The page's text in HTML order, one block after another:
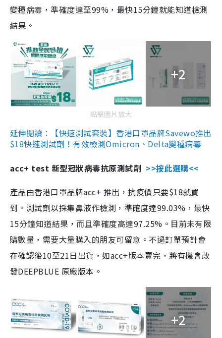
變種病毒，準確度達至99%，最快15分鐘就能知道檢測
結果。
+2
點擊圖片放大
延伸閱讀：【快速測試套裝】香港口罩品牌Savewo推出
$18快速測試劑！有效檢測Omicron、Delta變種病毒
acc+ test 新型冠狀病毒抗原測試劑 >>按此選購<<
產品由香港口罩品牌acc+ 推出，抗疫價只要$18就買
到。測試劑以採集鼻液作檢測，準確度達99.03%，最快
15分鐘知道結果，而且準確度高達97.25%。目前未有限
購數量，需要大量購入的朋友可留意。不過訂單預計會
在確認後10至21日出貨，如acc+版本賣完，將有機會改
發DEEPBLUE 原廠版本。
+2